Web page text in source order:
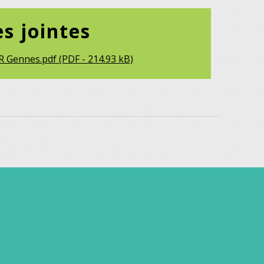
jointes
Gennes.pdf (PDF - 214.93 kB)